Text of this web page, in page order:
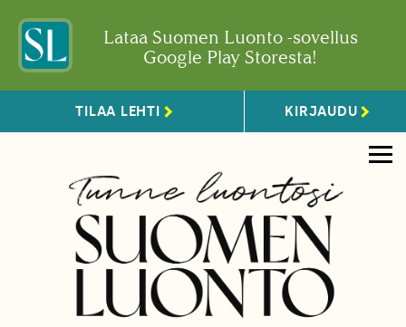
Lataa Suomen Luonto -sovellus
Google Play Storesta!
TILAA LEHTI KIRJAUDU